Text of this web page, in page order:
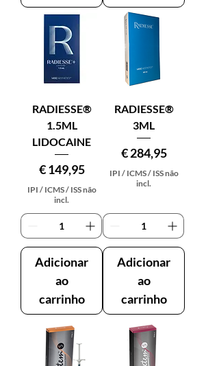
RADIESSE®
1.5ML
LIDOCAINE
Preço
€ 149,95
IPI / ICMS / ISS não
incl.
Adicionar
ao
carrinho
RADIESSE®
3ML
Preço
€ 284,95
IPI / ICMS / ISS não
incl.
Adicionar
ao
carrinho